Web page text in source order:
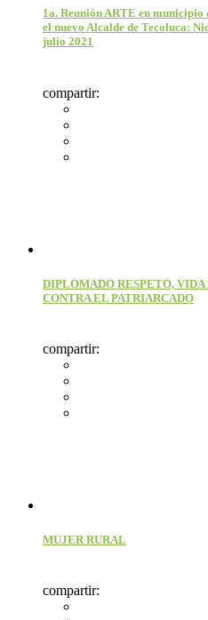
1a. Reunión ARTE en municipio
el nuevo Alcalde de Tecoluca:
julio 2021
compartir:
DIPLOMADO RESPETO,
CONTRA EL PATRIARCADO
compartir:
MUJER RURAL
compartir: